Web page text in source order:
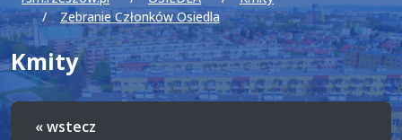
Zebranie Członków Osiedla
Kmity
« wstecz